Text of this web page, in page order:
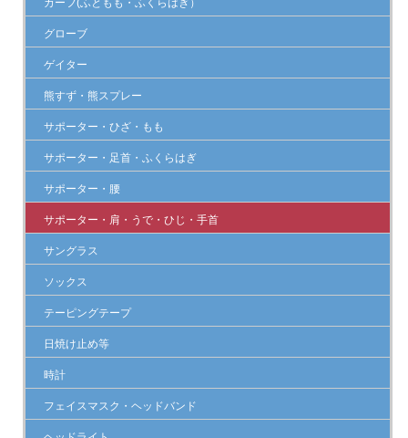
グローブ
ゲイター
熊すず・熊スプレー
サポーター・ひざ・もも
サポーター・足首・ふくらはぎ
サポーター・腰
サポーター・肩・うで・ひじ・手首
サングラス
ソックス
テーピングテープ
日焼け止め等
時計
フェイスマスク・ヘッドバンド